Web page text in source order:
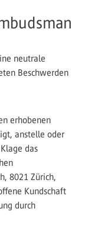
neutrale
Beschwerden
erhobenen
anstelle oder
das
8021 Zürich,
Kundschaft
durch